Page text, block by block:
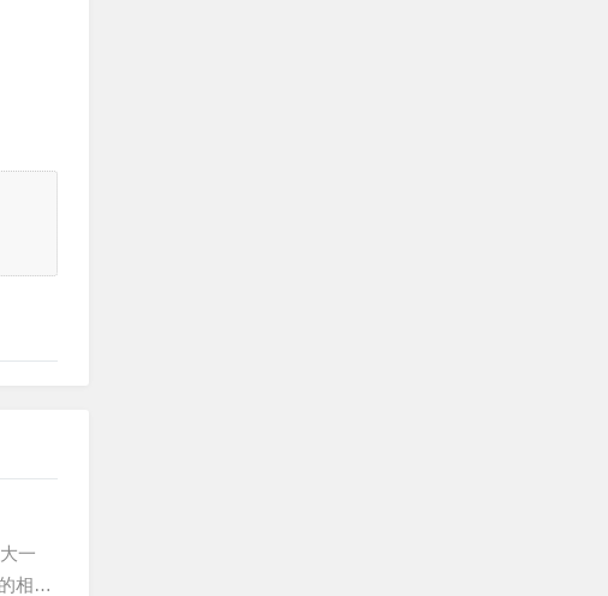
一
相关